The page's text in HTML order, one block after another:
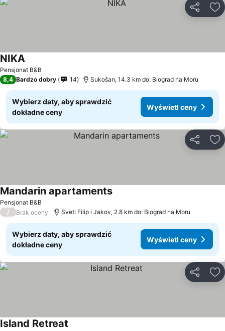
Pensjonat B&B
NIKAWyświetl ceny
8,4 Bardzo dobry 14 Sukošan, 14.3 km do: Biograd na Moru
Wybierz daty, aby sprawdzić
dokładne ceny
Wyświetl ceny
Pensjonat B&B
Mandarin apartamentsWyświetl ceny
/ Brak oceny Sveti Filip i Jakov, 2.8 km do: Biograd na Moru
Wybierz daty, aby sprawdzić
dokładne ceny
Wyświetl ceny
Island Retreat